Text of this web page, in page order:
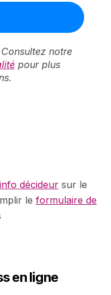
notre
pour plus
info décideur sur le
le formulaire de
en ligne